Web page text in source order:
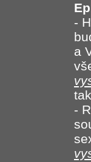
-
a
-